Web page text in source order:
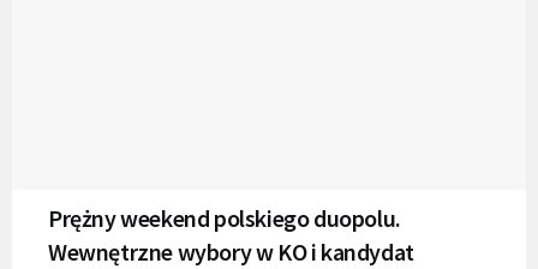
Prężny weekend polskiego duopolu.
Wewnętrzne wybory w KO i kandydat